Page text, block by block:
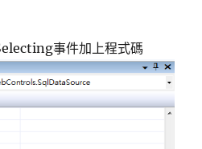
事件加上程式碼